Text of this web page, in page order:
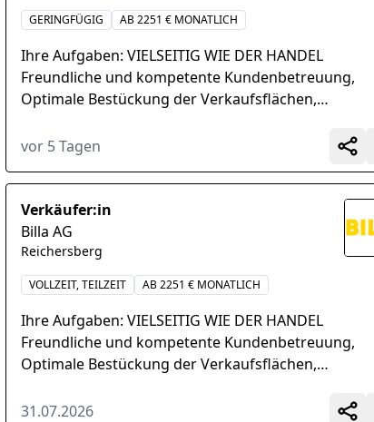
GERINGFÜGIG AB 2251 € MONATLICH
Ihre Aufgaben: VIELSEITIG WIE DER HANDEL
Freundliche und kompetente Kundenbetreuung,
Optimale Bestückung der Verkaufsflächen,
Sortiments, Umsetzung der...
vor 5 Tagen
Verkäufer:in
Billa AG
Reichersberg
VOLLZEIT, TEILZEIT AB 2251 € MONATLICH
Ihre Aufgaben: VIELSEITIG WIE DER HANDEL
Freundliche und kompetente Kundenbetreuung,
Optimale Bestückung der Verkaufsflächen,
Sortiments, Umsetzung der...
31.07.2026